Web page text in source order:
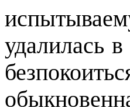
удалилась